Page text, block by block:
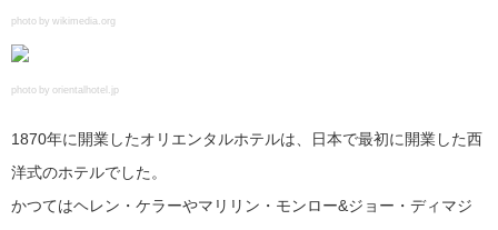
photo by wikimedia.org
photo by orientalhotel.jp
1870年に開業したオリエンタルホテルは、日本で最初に開業した西
洋式のホテルでした。
かつてはヘレン・ケラーやマリリン・モンロー&ジョー・ディマジ